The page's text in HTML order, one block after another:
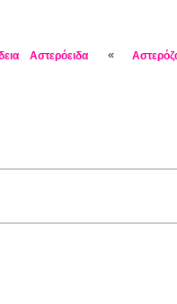
Αστερόειδα «